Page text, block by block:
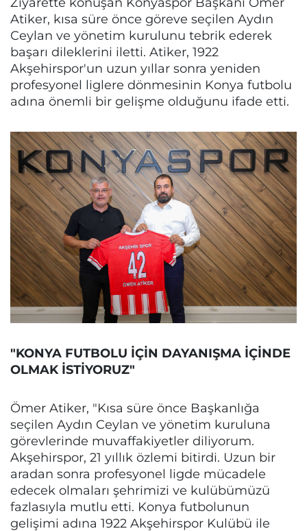
Atiker, kısa süre önce göreve seçilen Aydın
Ceylan ve yönetim kurulunu tebrik ederek
başarı dileklerini iletti. Atiker, 1922
Akşehirspor'un uzun yıllar sonra yeniden
profesyonel liglere dönmesinin Konya futbolu
adına önemli bir gelişme olduğunu ifade etti.
"KONYA FUTBOLU İÇİN DAYANIŞMA İÇİNDE
OLMAK İSTİYORUZ"
Ömer Atiker, "Kısa süre önce Başkanlığa
seçilen Aydın Ceylan ve yönetim kuruluna
görevlerinde muvaffakiyetler diliyorum.
Akşehirspor, 21 yıllık özlemi bitirdi. Uzun bir
aradan sonra profesyonel ligde mücadele
edecek olmaları şehrimizi ve kulübümüzü
fazlasıyla mutlu etti. Konya futbolunun
gelişimi adına 1922 Akşehirspor Kulübü ile